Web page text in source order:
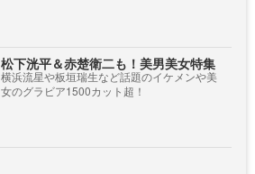
松下洸平＆赤楚衛二も！美男美女特集
横浜流星や板垣瑞生など話題のイケメンや美
女のグラビア1500カット超！